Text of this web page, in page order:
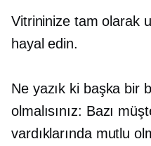
Vitrininize tam olarak
hayal edin.
Ne yazık ki başka bir
olmalısınız: Bazı
vardıklarında mutlu